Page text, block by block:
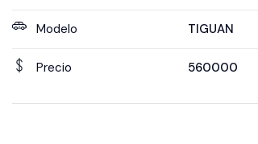
Modelo TIGUAN
Precio 560000